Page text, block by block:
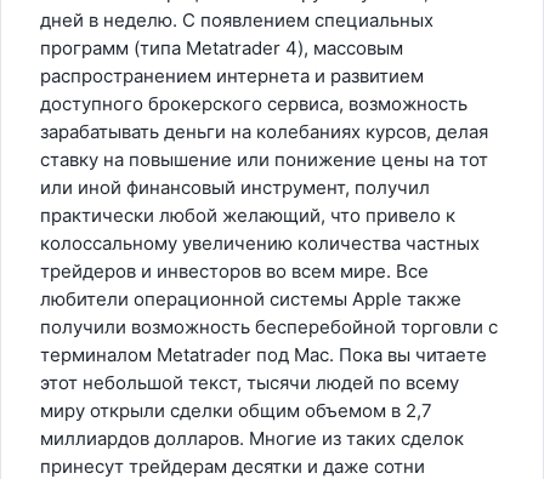
дней в неделю. С появлением специальных
программ (типа Metatrader 4), массовым
распространением интернета и развитием
доступного брокерского сервиса, возможность
зарабатывать деньги на колебаниях курсов, делая
ставку на повышение или понижение цены на тот
или иной финансовый инструмент, получил
практически любой желающий, что привело к
колоссальному увеличению количества частных
трейдеров и инвесторов во всем мире. Все
любители операционной системы Apple также
получили возможность бесперебойной торговли с
терминалом Metatrader под Mac. Пока вы читаете
этот небольшой текст, тысячи людей по всему
миру открыли сделки общим объемом в 2,7
миллиардов долларов. Многие из таких сделок
принесут трейдерам десятки и даже сотни